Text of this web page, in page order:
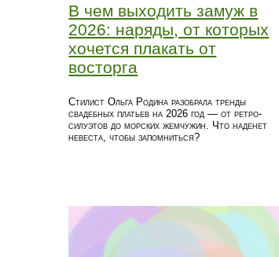
В чем выходить замуж в
2026: наряды, от которых
хочется плакать от
восторга
Стилист Ольга Родина разобрала тренды
свадебных платьев на 2026 год — от ретро-
силуэтов до морских жемчужин. Что наденет
невеста, чтобы запомниться?